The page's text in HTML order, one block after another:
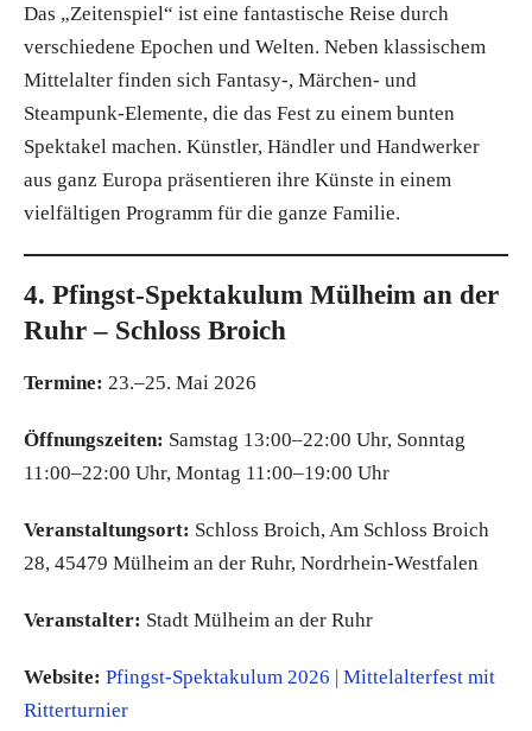
Das „Zeitenspiel“ ist eine fantastische Reise durch
verschiedene Epochen und Welten. Neben klassischem
Mittelalter finden sich Fantasy-, Märchen- und
Steampunk-Elemente, die das Fest zu einem bunten
Spektakel machen. Künstler, Händler und Handwerker
aus ganz Europa präsentieren ihre Künste in einem
vielfältigen Programm für die ganze Familie.
4. Pfingst-Spektakulum Mülheim an der
Ruhr – Schloss Broich
Termine: 23.–25. Mai 2026
Öffnungszeiten: Samstag 13:00–22:00 Uhr, Sonntag
11:00–22:00 Uhr, Montag 11:00–19:00 Uhr
Veranstaltungsort: Schloss Broich, Am Schloss Broich
28, 45479 Mülheim an der Ruhr, Nordrhein-Westfalen
Veranstalter: Stadt Mülheim an der Ruhr
Website: Pfingst-Spektakulum 2026 | Mittelalterfest mit
Ritterturnier